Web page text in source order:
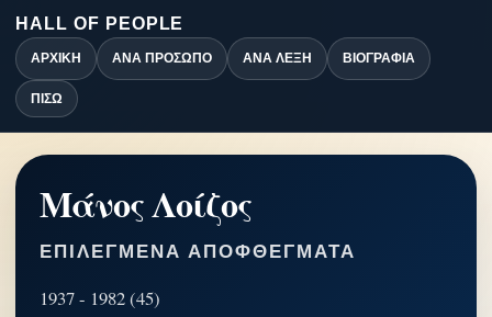
HALL OF PEOPLE
ΑΡΧΙΚΉ ΑΝΆ ΠΡΌΣΩΠΟ ΑΝΆ ΛΈΞΗ ΒΙΟΓΡΑΦΊΑ
ΠΊΣΩ
Μάνος Λοίζος
ΕΠΙΛΕΓΜΈΝΑ ΑΠΟΦΘΈΓΜΑΤΑ
1937 - 1982 (45)